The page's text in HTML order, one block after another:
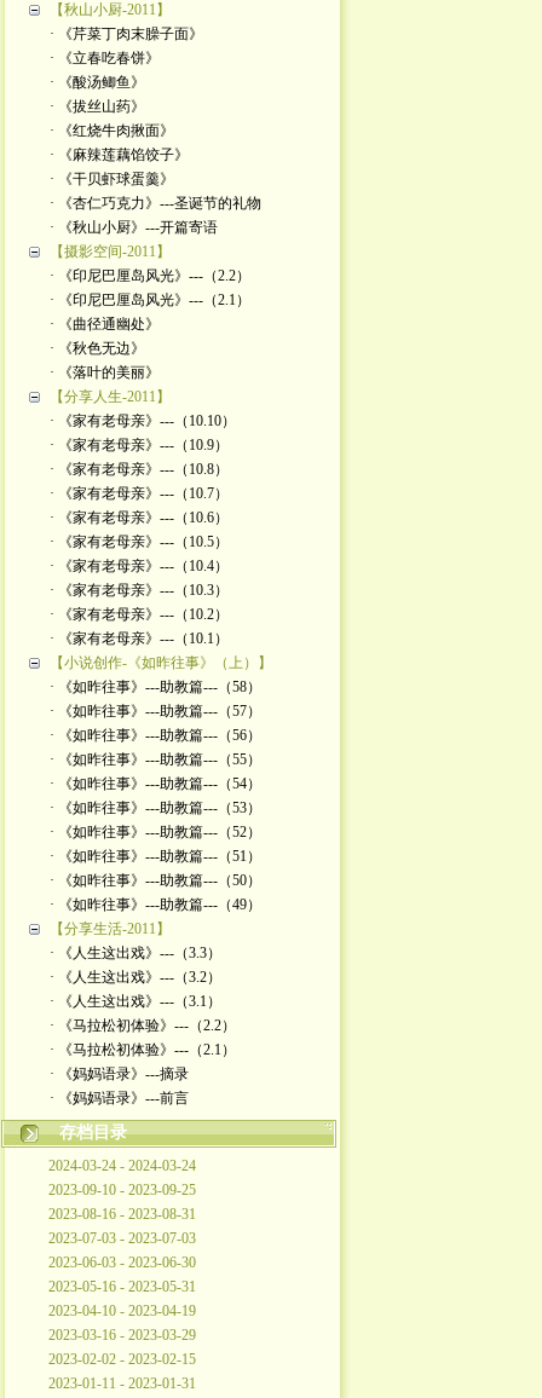
【秋山小厨-2011】
· 《芹菜丁肉末臊子面》
· 《立春吃春饼》
· 《酸汤鲫鱼》
· 《拔丝山药》
· 《红烧牛肉揪面》
· 《麻辣莲藕馅饺子》
· 《干贝虾球蛋羹》
· 《杏仁巧克力》---圣诞节的礼物
· 《秋山小厨》---开篇寄语
【摄影空间-2011】
· 《印尼巴厘岛风光》---（2.2）
· 《印尼巴厘岛风光》---（2.1）
· 《曲径通幽处》
· 《秋色无边》
· 《落叶的美丽》
【分享人生-2011】
· 《家有老母亲》---（10.10）
· 《家有老母亲》---（10.9）
· 《家有老母亲》---（10.8）
· 《家有老母亲》---（10.7）
· 《家有老母亲》---（10.6）
· 《家有老母亲》---（10.5）
· 《家有老母亲》---（10.4）
· 《家有老母亲》---（10.3）
· 《家有老母亲》---（10.2）
· 《家有老母亲》---（10.1）
【小说创作-《如昨往事》（上）】
· 《如昨往事》---助教篇---（58）
· 《如昨往事》---助教篇---（57）
· 《如昨往事》---助教篇---（56）
· 《如昨往事》---助教篇---（55）
· 《如昨往事》---助教篇---（54）
· 《如昨往事》---助教篇---（53）
· 《如昨往事》---助教篇---（52）
· 《如昨往事》---助教篇---（51）
· 《如昨往事》---助教篇---（50）
· 《如昨往事》---助教篇---（49）
【分享生活-2011】
· 《人生这出戏》---（3.3）
· 《人生这出戏》---（3.2）
· 《人生这出戏》---（3.1）
· 《马拉松初体验》---（2.2）
· 《马拉松初体验》---（2.1）
· 《妈妈语录》---摘录
· 《妈妈语录》---前言
存档目录
2024-03-24 - 2024-03-24
2023-09-10 - 2023-09-25
2023-08-16 - 2023-08-31
2023-07-03 - 2023-07-03
2023-06-03 - 2023-06-30
2023-05-16 - 2023-05-31
2023-04-10 - 2023-04-19
2023-03-16 - 2023-03-29
2023-02-02 - 2023-02-15
2023-01-11 - 2023-01-31